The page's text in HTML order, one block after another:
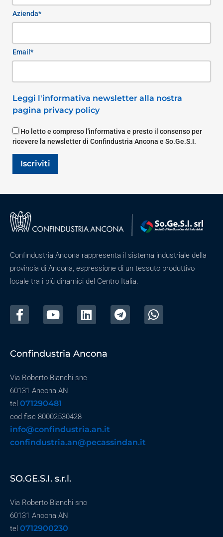
Azienda*
Email*
Leggi l'informativa newsletter alla nostra
pagina privacy policy
Ho letto e compreso l'informativa e presto il consenso per
ricevere la newsletter di Confindustria Ancona e So.Ge.S.I.
Iscriviti
Confindustria Ancona rappresenta il sistema industriale della
provincia di Ancona, espressione di un tessuto produttivo
locale tra i più dinamici del Centro Italia.
Confindustria Ancona
Via Roberto Bianchi snc
60131 Ancona AN
tel 071290481
cod fisc 80002530428
info@confindustria.an.it
confindustria.an@pecassindan.it
SO.GE.S.I. s.r.l.
Via Roberto Bianchi snc
60131 Ancona AN
tel 0712900230